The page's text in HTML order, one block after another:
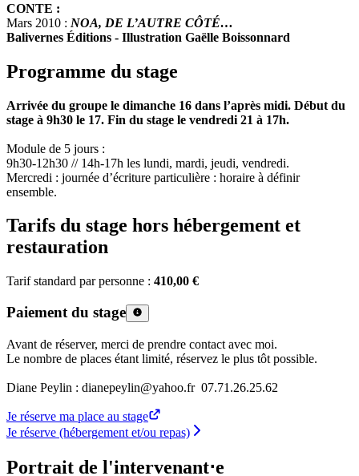
CONTE :
Mars 2010 : NOA, DE L’AUTRE CÔTÉ…
Balivernes Éditions - Illustration Gaëlle Boissonnard
Programme du stage
Arrivée du groupe le dimanche 16 dans l’après midi. Début du
stage à 9h30 le 17. Fin du stage le vendredi 21 à 17h.
Module de 5 jours :
9h30-12h30 // 14h-17h les lundi, mardi, jeudi, vendredi.
Mercredi : journée d’écriture particulière : horaire à définir
ensemble.
Tarifs du stage hors hébergement et
restauration
Tarif standard par personne : 410,00 €
Paiement du stage
Avant de réserver, merci de prendre contact avec moi.
Le nombre de places étant limité, réservez le plus tôt possible.
Diane Peylin : dianepeylin@yahoo.fr 07.71.26.25.62
Je réserve ma place au stage
Je réserve (hébergement et/ou repas)
Portrait de l'intervenant⋅e